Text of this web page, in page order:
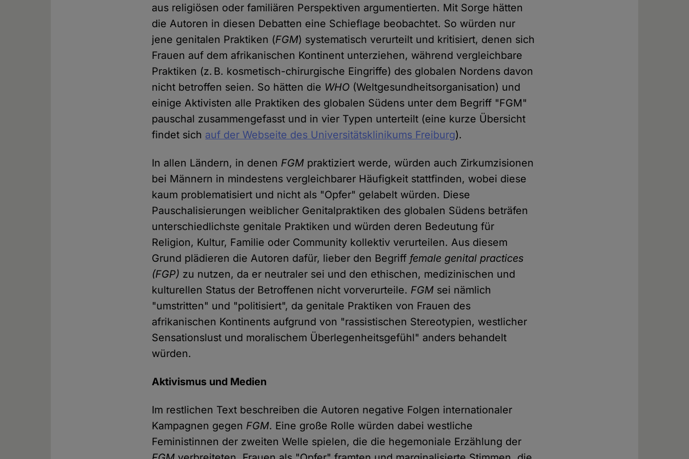
aus religiösen oder familiären Perspektiven argumentierten. Mit Sorge hätten
die Autoren in diesen Debatten eine Schieflage beobachtet. So würden nur
jene genitalen Praktiken (FGM) systematisch verurteilt und kritisiert, denen sich
Frauen auf dem afrikanischen Kontinent unterziehen, während vergleichbare
Praktiken (z. B. kosmetisch-chirurgische Eingriffe) des globalen Nordens davon
nicht betroffen seien. So hätten die WHO (Weltgesundheitsorganisation) und
einige Aktivisten alle Praktiken des globalen Südens unter dem Begriff "FGM"
pauschal zusammengefasst und in vier Typen unterteilt (eine kurze Übersicht
findet sich auf der Webseite des Universitätsklinikums Freiburg).
In allen Ländern, in denen FGM praktiziert werde, würden auch Zirkumzisionen
bei Männern in mindestens vergleichbarer Häufigkeit stattfinden, wobei diese
kaum problematisiert und nicht als "Opfer" gelabelt würden. Diese
Pauschalisierungen weiblicher Genitalpraktiken des globalen Südens beträfen
unterschiedlichste genitale Praktiken und würden deren Bedeutung für
Religion, Kultur, Familie oder Community kollektiv verurteilen. Aus diesem
Grund plädieren die Autoren dafür, lieber den Begriff female genital practices
(FGP) zu nutzen, da er neutraler sei und den ethischen, medizinischen und
kulturellen Status der Betroffenen nicht vorverurteile. FGM sei nämlich
"umstritten" und "politisiert", da genitale Praktiken von Frauen des
afrikanischen Kontinents aufgrund von "rassistischen Stereotypien, westlicher
Sensationslust und moralischem Überlegenheitsgefühl" anders behandelt
würden.
Aktivismus und Medien
Im restlichen Text beschreiben die Autoren negative Folgen internationaler
Kampagnen gegen FGM. Eine große Rolle würden dabei westliche
Feministinnen der zweiten Welle spielen, die die hegemoniale Erzählung der